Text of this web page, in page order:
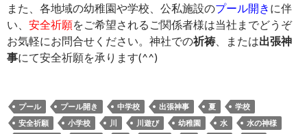
また、各地域の幼稚園や学校、公私施設のプール開き に伴
い、 安全祈願をご希望されるご関係者様は当社までどうぞ
お気軽にお問合せください。神社での祈祷、または出張神
事にて安全祈願を承ります(^^)
プール プール開き 中学校 出張神事 夏
学校
安全祈願
小学校 川 川遊び 幼稚園 水
水の神様